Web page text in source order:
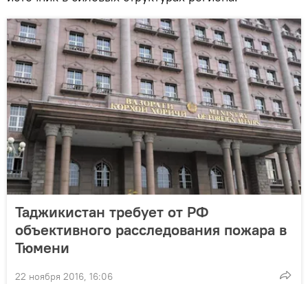
Таджикистан требует от РФ
объективного расследования пожара в
Тюмени
22 ноября 2016, 16:06